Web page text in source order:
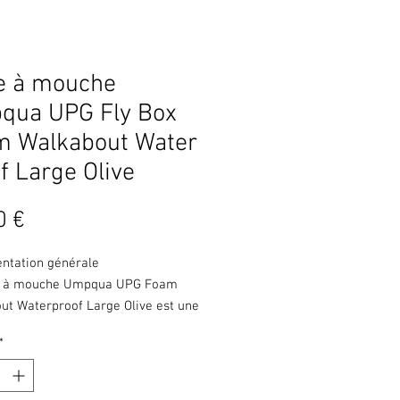
à mouche
UPG Fly Box
Walkabout Water
Large Olive
€
générale
mouche Umpqua UPG Foam
Waterproof Large Olive est une
un large assortiment de
dans un seul coffret. Elle vise les
qui veulent partir avec « tout
*